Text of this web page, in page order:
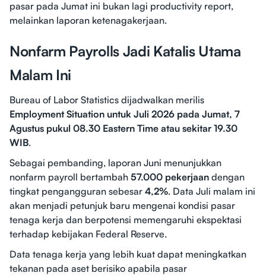
pasar pada Jumat ini bukan lagi productivity report,
melainkan laporan ketenagakerjaan.
Nonfarm Payrolls Jadi Katalis Utama
Malam Ini
Bureau of Labor Statistics dijadwalkan merilis
Employment Situation untuk Juli 2026 pada Jumat, 7
Agustus pukul 08.30 Eastern Time atau sekitar 19.30
WIB.
Sebagai pembanding, laporan Juni menunjukkan
nonfarm payroll bertambah 57.000 pekerjaan dengan
tingkat pengangguran sebesar 4,2%. Data Juli malam ini
akan menjadi petunjuk baru mengenai kondisi pasar
tenaga kerja dan berpotensi memengaruhi ekspektasi
terhadap kebijakan Federal Reserve.
Data tenaga kerja yang lebih kuat dapat meningkatkan
tekanan pada aset berisiko apabila pasar